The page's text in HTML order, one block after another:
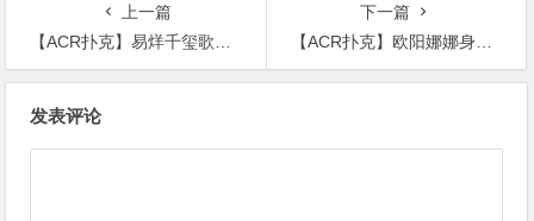
上一篇
【ACR扑克】易烊千玺歌曲记录篇上线啦，19岁的他到底有多少成就
下一篇
【ACR扑克】欧阳娜娜身材火辣，怎么拍怎么好看
发表评论